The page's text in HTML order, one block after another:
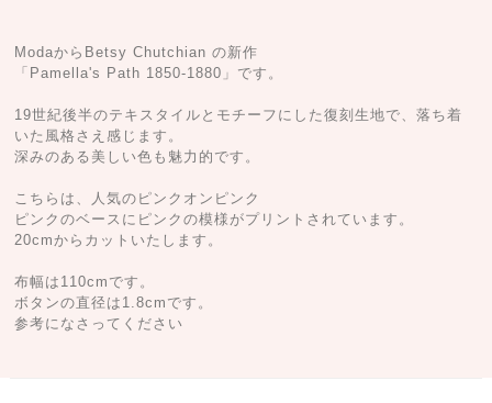
ModaからBetsy Chutchian の新作
「Pamella's Path 1850-1880」です。
19世紀後半のテキスタイルとモチーフにした復刻生地で、落ち着
いた風格さえ感じます。
深みのある美しい色も魅力的です。
こちらは、人気のピンクオンピンク
ピンクのベースにピンクの模様がプリントされています。
20cmからカットいたします。
布幅は110cmです。
ボタンの直径は1.8cmです。
参考になさってください